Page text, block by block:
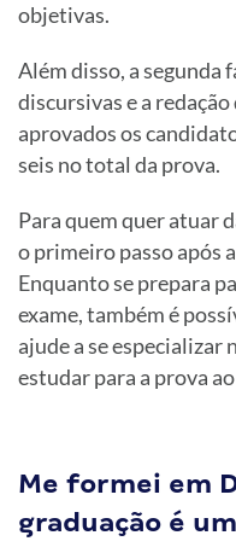
objetivas.
Além disso, a segunda
discursivas e a
aprovados os
seis no total da prova.
Para quem quer atuar
o primeiro passo após
Enquanto se prepara
exame, também é
ajude a se especializar
estudar para a prova
Me formei em
graduação é